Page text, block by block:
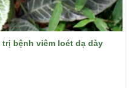
bệnh viêm loét dạ dày